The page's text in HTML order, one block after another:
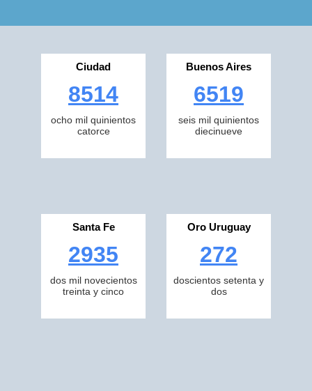
Ciudad
8514
ocho mil quinientos
catorce
Buenos Aires
6519
seis mil quinientos
diecinueve
Santa Fe
2935
dos mil novecientos
treinta y cinco
Oro Uruguay
272
doscientos setenta y
dos